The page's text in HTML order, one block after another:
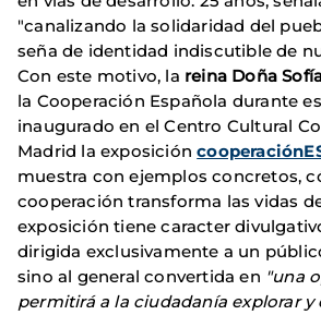
"canalizando la solidaridad del
seña de identidad indiscutible de
Con este motivo, la reina Doña
la Cooperación Española durante
inaugurado en el Centro Cultural
Madrid la exposición
muestra con ejemplos concretos,
cooperación transforma las vidas
exposición tiene caracter
dirigida exclusivamente a un
sino al generalconvertida en "una
permitirá a la ciudadanía explorar y